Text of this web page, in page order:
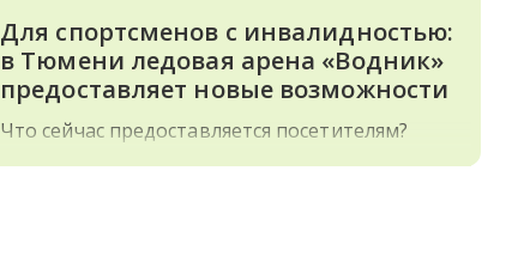
Для спортсменов с инвалидностью:
в Тюмени ледовая арена «Водник»
предоставляет новые возможности
Что сейчас предоставляется посетителям?